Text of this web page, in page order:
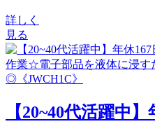
詳しく
見る
【20~40代活躍中